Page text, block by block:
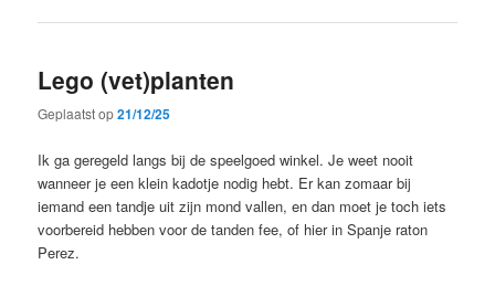
Lego (vet)planten
Geplaatst op21/12/25
Ik ga geregeld langs bij de speelgoed winkel. Je weet nooit
wanneer je een klein kadotje nodig hebt. Er kan zomaar bij
iemand een tandje uit zijn mond vallen, en dan moet je toch iets
voorbereid hebben voor de tanden fee, of hier in Spanje raton
Perez.